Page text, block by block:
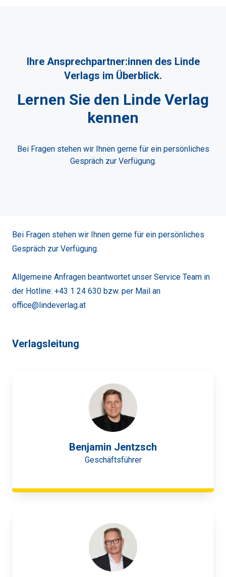
Ihre Ansprechpartner:innen des Linde
Verlags im Überblick.
Lernen Sie den Linde Verlag
kennen
Bei Fragen stehen wir Ihnen gerne für ein persönliches
Gespräch zur Verfügung.
Bei Fragen stehen wir Ihnen gerne für ein persönliches
Gespräch zur Verfügung.
Allgemeine Anfragen beantwortet unser Service Team in
der Hotline: +43 1 24 630 bzw. per Mail an
office@lindeverlag.at
Verlagsleitung
Benjamin Jentzsch
Geschäftsführer